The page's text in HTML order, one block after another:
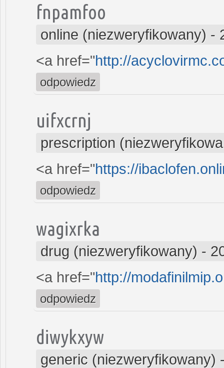
fnpamfoo
online (niezweryfikowany) -
<a href="http://
odpowiedz
uifxcrnj
prescription
<a href="https://
odpowiedz
wagixrka
drug (niezweryfikowany) -
<a href="http://
odpowiedz
diwykxyw
generic (niezweryfikowany)